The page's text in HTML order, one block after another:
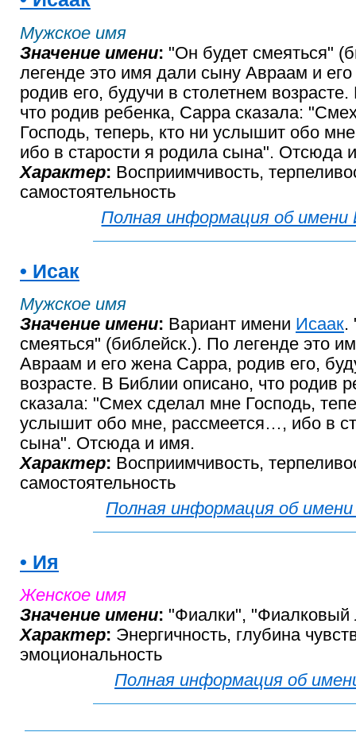
Мужское имя
Значение имени: "Он будет смеяться"
легенде это имя дали сыну Авраам и
родив его, будучи в столетнем
что родив ребенка, Сарра сказала:
Господь, теперь, кто ни услышит обо
ибо в старости я родила сына". Отсюда
Характер: Восприимчивость,
самостоятельность
Полная информация об имени
• Исак
Мужское имя
Значение имени: Вариант имени Исаак.
смеяться" (библейск.). По легенде это
Авраам и его жена Сарра, родив его,
возрасте. В Библии описано, что родив
сказала: "Смех сделал мне Господь,
услышит обо мне, рассмеется…, ибо в
сына". Отсюда и имя.
Характер: Восприимчивость,
самостоятельность
Полная информация об имени
• Ия
Женское имя
Значение имени: "Фиалки", "Фиалковый
Характер: Энергичность, глубина
эмоциональность
Полная информация об